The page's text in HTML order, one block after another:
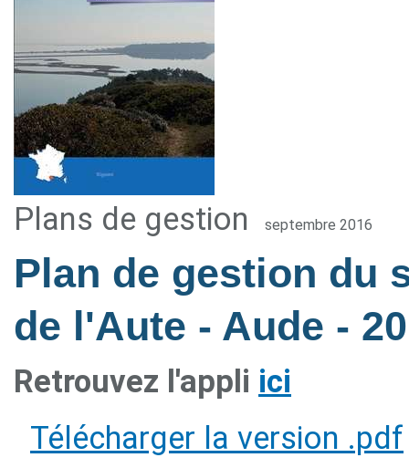
Plans de gestion septembre 2016
Plan de gestion du
de l'Aute - Aude -
Retrouvez l'appli ici
Télécharger la version .pdf